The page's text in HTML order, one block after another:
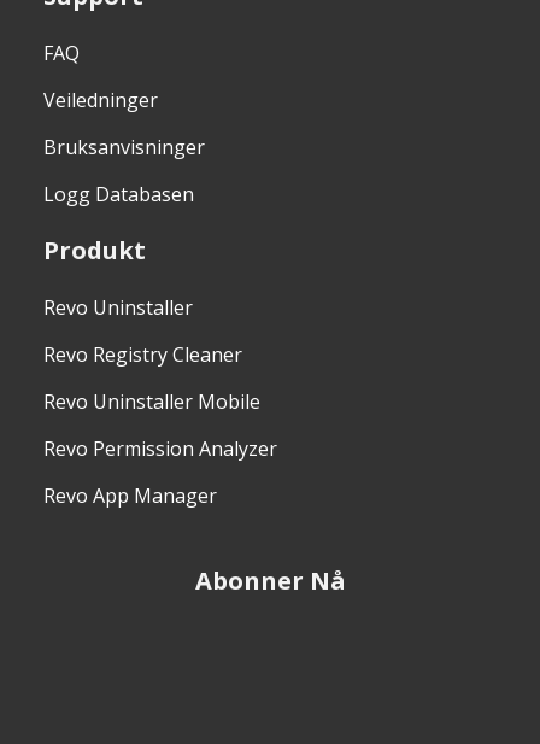
FAQ
Veiledninger
Bruksanvisninger
Logg Databasen
Produkt
Revo Uninstaller
Revo Registry Cleaner
Revo Uninstaller Mobile
Revo Permission Analyzer
Revo App Manager
Abonner Nå